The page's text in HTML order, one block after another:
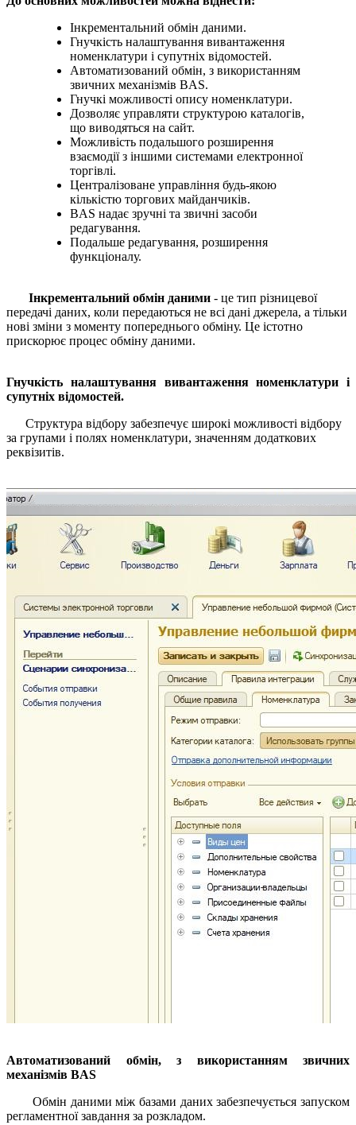
Інкрементальний обмін даними.
Гнучкість налаштування вивантаження
номенклатури і супутніх відомостей.
Автоматизований обмін, з використанням
звичних механізмів BAS.
Гнучкі можливості опису номенклатури.
Дозволяє управляти структурою каталогів,
що виводяться на сайт.
Можливість подальшого розширення
взаємодії з іншими системами електронної
торгівлі.
Централізоване управління будь-якою
кількістю торгових майданчиків.
BAS надає зручні та звичні засоби
редагування.
Подальше редагування, розширення
функціоналу.
Інкрементальний обмін даними - це тип різницевої
передачі даних, коли передаються не всі дані джерела, а тільки
нові зміни з моменту попереднього обміну. Це істотно
прискорює процес обміну даними.
Гнучкість налаштування вивантаження номенклатури і
супутніх відомостей.
Структура відбору забезпечує широкі можливості відбору
за групами і полях номенклатури, значенням додаткових
реквізитів.
Автоматизований обмін, з використанням звичних
механізмів BAS
Обмін даними між базами даних забезпечується запуском
регламентної завдання за розкладом.